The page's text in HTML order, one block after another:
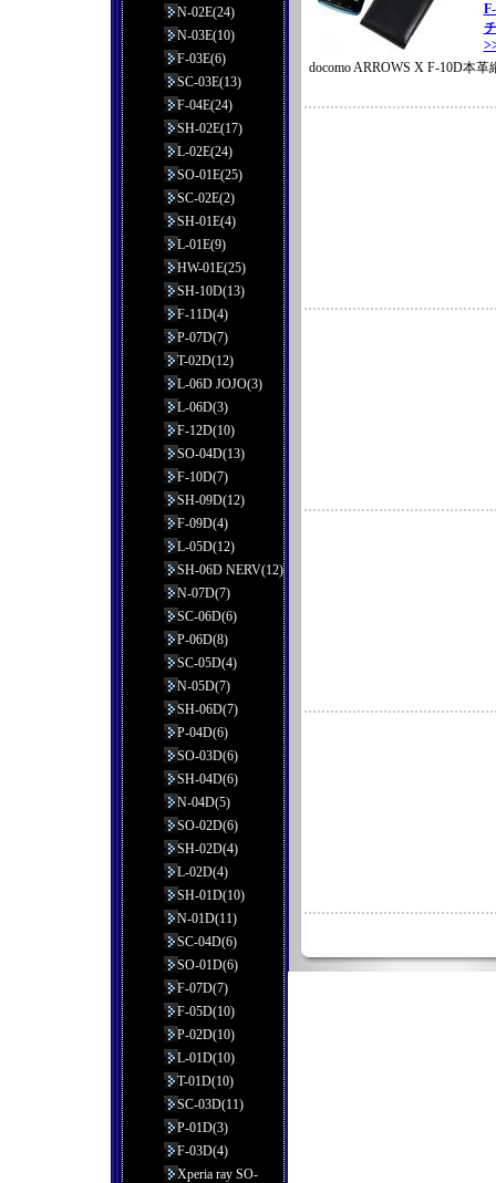
docomo ARROWS X F-10D本
N-02E(24)
N-03E(10)
F-03E(6)
SC-03E(13)
F-04E(24)
SH-02E(17)
L-02E(24)
SO-01E(25)
SC-02E(2)
SH-01E(4)
L-01E(9)
HW-01E(25)
SH-10D(13)
F-11D(4)
P-07D(7)
T-02D(12)
L-06D JOJO(3)
L-06D(3)
F-12D(10)
SO-04D(13)
F-10D(7)
SH-09D(12)
F-09D(4)
L-05D(12)
SH-06D NERV(12)
N-07D(7)
SC-06D(6)
P-06D(8)
SC-05D(4)
N-05D(7)
SH-06D(7)
P-04D(6)
SO-03D(6)
SH-04D(6)
N-04D(5)
SO-02D(6)
SH-02D(4)
L-02D(4)
SH-01D(10)
N-01D(11)
SC-04D(6)
SO-01D(6)
F-07D(7)
F-05D(10)
P-02D(10)
L-01D(10)
T-01D(10)
SC-03D(11)
P-01D(3)
F-03D(4)
Xperia ray SO-